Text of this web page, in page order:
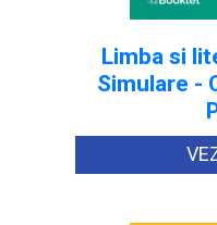
Limba si
Simulare -